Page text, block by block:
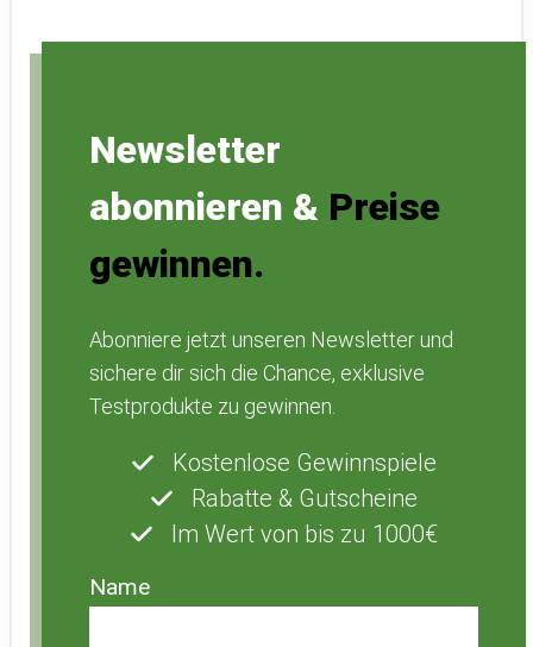
Newsletter
abonnieren & Preise
gewinnen.
Abonniere jetzt unseren Newsletter und
sichere dir sich die Chance, exklusive
Testprodukte zu gewinnen.
Kostenlose Gewinnspiele
Rabatte & Gutscheine
Im Wert von bis zu 1000€
Name